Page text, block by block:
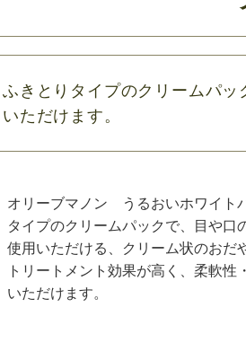
ふきとりタイプのクリームパ
いただけます。
オリーブマノン うるおいホワイト
タイプのクリームパックで、目や口
使用いただける、クリーム状のおだ
トリートメント効果が高く、柔軟
いただけます。